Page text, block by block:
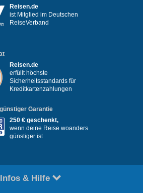
Reisen.de
ist Mitglied im Deutschen
ReiseVerband
Reisen.de
erfüllt höchste
Sicherheitsstandards für
Kreditkartenzahlungen
Garantie
250 € geschenkt,
wenn deine Reise woanders
günstiger ist
Infos & Hilfe